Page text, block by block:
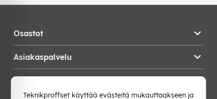
Osastot
Asiakaspalvelu
Teknikproffset käyttää evästeitä mukauttaakseen ja